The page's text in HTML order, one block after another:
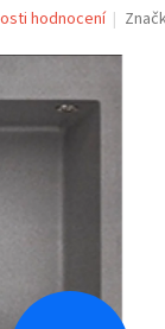
hodnocení